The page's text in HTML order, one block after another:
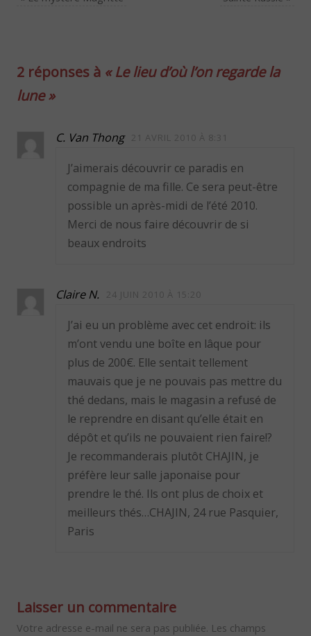
2 réponses à « Le lieu d’où l’on regarde la
lune »
C. Van Thong 21 AVRIL 2010 À 8:31
J’aimerais découvrir ce paradis en
compagnie de ma fille. Ce sera peut-être
possible un après-midi de l’été 2010.
Merci de nous faire découvrir de si
beaux endroits
Claire N. 24 JUIN 2010 À 15:20
J’ai eu un problème avec cet endroit: ils
m’ont vendu une boîte en lâque pour
plus de 200€. Elle sentait tellement
mauvais que je ne pouvais pas mettre du
thé dedans, mais le magasin a refusé de
le reprendre en disant qu’elle était en
dépôt et qu’ils ne pouvaient rien faire!?
Je recommanderais plutôt CHAJIN, je
préfère leur salle japonaise pour
prendre le thé. Ils ont plus de choix et
meilleurs thés…CHAJIN, 24 rue Pasquier,
Paris
Laisser un commentaire
Votre adresse e-mail ne sera pas publiée. Les champs